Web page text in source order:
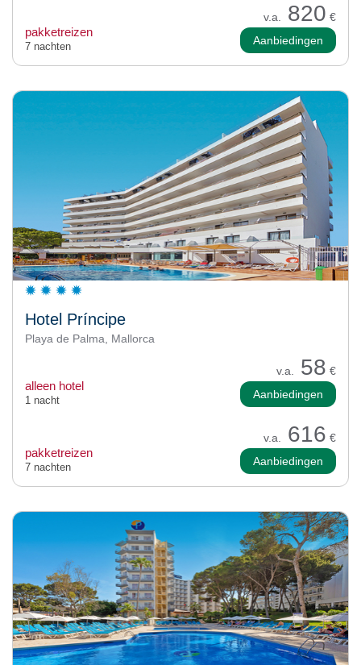
v.a. 820 €
pakketreizen
7 nachten Aanbiedingen
Hotel Príncipe
Playa de Palma, Mallorca
v.a. 58 €
alleen hotel
1 nacht Aanbiedingen
v.a. 616 €
pakketreizen
7 nachten Aanbiedingen